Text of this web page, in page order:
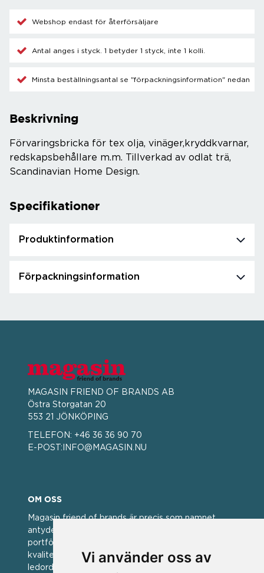
Vi använder oss av
Webshop endast för återförsäljare
Antal anges i styck. 1 betyder 1 styck, inte 1 kolli.
Minsta beställningsantal se "förpackningsinformation" nedan
Beskrivning
Förvaringsbricka för tex olja, vinäger,kryddkvarnar,
redskapsbehållare m.m. Tillverkad av odlat trä,
Scandinavian Home Design.
Specifikationer
Produktinformation
Förpackningsinformation
MAGASIN FRIEND OF BRANDS AB
Östra Storgatan 20
553 21 JÖNKÖPING
TELEFON: +46 36 36 90 70
E-POST: INFO@MAGASIN.NU
OM OSS
Magasin friend of brands är precis som namnet
antyder; en vän av varumärken. Vi har idag en stor
portfölj med välkända varumärken med hög
kvalitet. För oss har kvalitet alltid varit ett av
ledorden och som styrt vår verksamhet.